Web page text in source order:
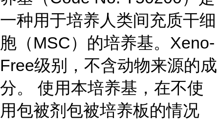
一种用于培养人类间充质干细
胞（MSC）的培养基。Xeno-
Free级别，不含动物来源的成
分。 使用本培养基，在不使
用包被剂包被培养板的情况